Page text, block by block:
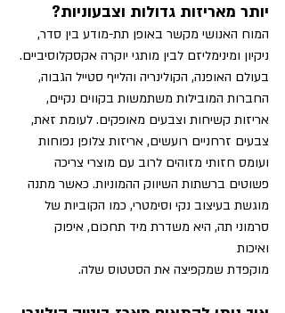
יותר מאריזות גדולות וצבעוניות?
המוח האנושי מקשר באופן תת-מודע בין סדר,
ניקיון ומינימליזם לבין מותגי יוקרה אקסקלוסיביים.
בעולם האופנה, הקולינריה והלייף סטייל הגבוה,
החברות המובילות משתמשות בקווים נקיים,
אריזות קשיחות וצבעים מאופקים. לעומת זאת,
צבעים זרחניים רועשים, אריזות צלופן נפוחות
ועומס חזותי מזוהים לרוב עם מוצרי צריכה
פשוטים ברשתות השיווק ההמוניות. כאשר מתנה
מוגשת בעיצוב נקי וסימטרי, כמו הקוביות של
סרמוני תה, היא משדרת מיד תחכום, איפוק
ואיכות
מוקפדת שמקפיצה את הסטטוס שלה.